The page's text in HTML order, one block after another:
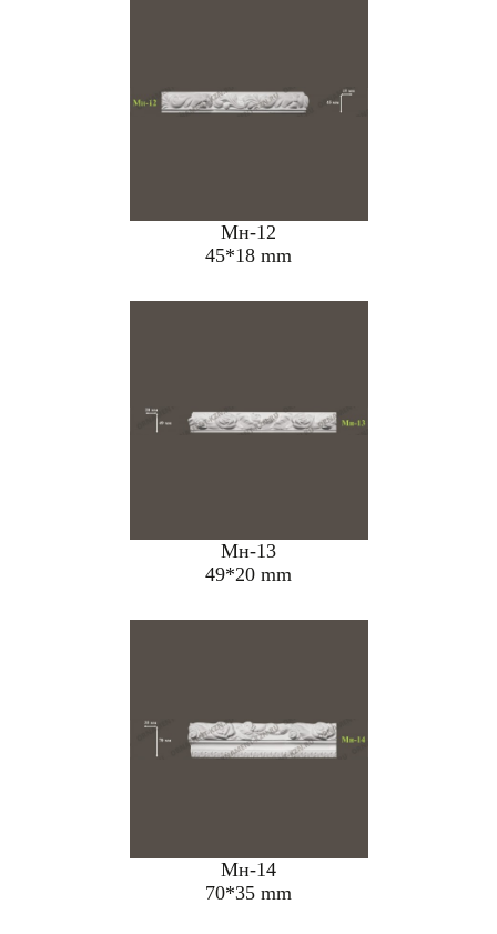
Мн-12
45*18 mm
Мн-13
49*20 mm
Мн-14
70*35 mm